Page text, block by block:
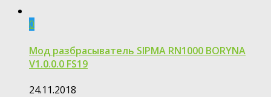
0
Мод разбрасыватель SIPMA RN1000 BORYNA
V1.0.0.0 FS19
24.11.2018